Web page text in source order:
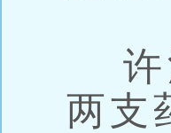
许
两支